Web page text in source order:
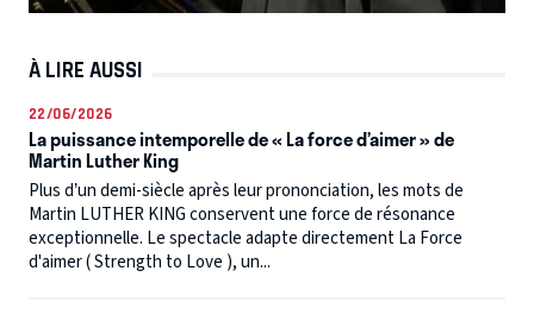
À LIRE AUSSI
22/06/2026
La puissance intemporelle de « La force d’aimer » de
Martin Luther King
Plus d’un demi-siècle après leur prononciation, les mots de
Martin LUTHER KING conservent une force de résonance
exceptionnelle. Le spectacle adapte directement La Force
d'aimer ( Strength to Love ), un...